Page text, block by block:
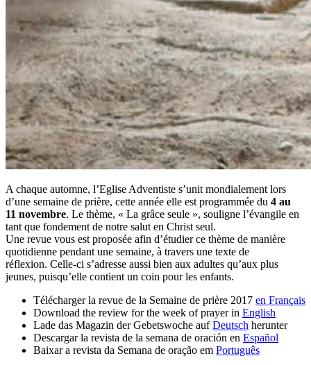
A chaque automne, l’Eglise Adventiste s’unit mondialement lors
d’une semaine de prière, cette année elle est programmée du 4 au
11 novembre. Le thème, « La grâce seule », souligne l’évangile en
tant que fondement de notre salut en Christ seul.
Une revue vous est proposée afin d’étudier ce thème de manière
quotidienne pendant une semaine, à travers une texte de
réflexion. Celle-ci s’adresse aussi bien aux adultes qu’aux plus
jeunes, puisqu’elle contient un coin pour les enfants.
Télécharger la revue de la Semaine de prière 2017 en Français
Download the review for the week of prayer in English
Lade das Magazin der Gebetswoche aufDeutsch herunter
Descargar la revista de la semana de oración en Español
Baixar a revista da Semana de oração em Português